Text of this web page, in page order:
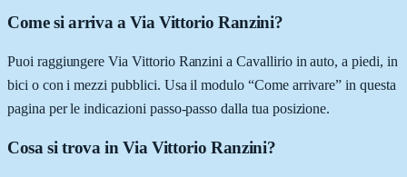
Come si arriva a Via Vittorio Ranzini?
Puoi raggiungere Via Vittorio Ranzini a Cavallirio in auto, a piedi, in
bici o con i mezzi pubblici. Usa il modulo “Come arrivare” in questa
pagina per le indicazioni passo-passo dalla tua posizione.
Cosa si trova in Via Vittorio Ranzini?